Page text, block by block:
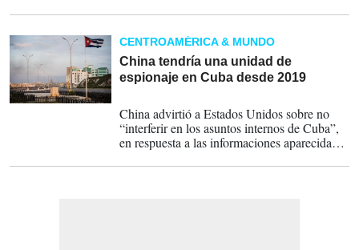
amasó más de 1.000 millones de usuarios en
cuatro años.
CENTROAMÉRICA & MUNDO
China tendría una unidad de
espionaje en Cuba desde 2019
China advirtió a Estados Unidos sobre no
“interferir en los asuntos internos de Cuba”,
en respuesta a las informaciones aparecidas
proyecto de una base.